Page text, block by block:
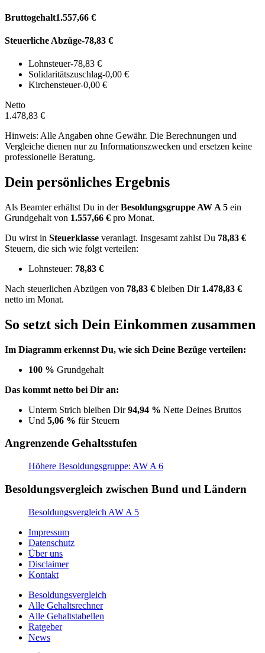
Bruttogehalt1.557,66 €
Steuerliche Abzüge-78,83 €
Lohnsteuer-78,83 €
Solidaritätszuschlag-0,00 €
Kirchensteuer-0,00 €
Netto
1.478,83 €
Hinweis: Alle Angaben ohne Gewähr. Die Berechnungen und
Vergleiche dienen nur zu Informationszwecken und ersetzen keine
professionelle Beratung.
Dein persönliches Ergebnis
Als Beamter erhältst Du in derBesoldungsgruppe AW A 5 ein
Grundgehalt von 1.557,66 € pro Monat.
Du wirst in Steuerklasse veranlagt. Insgesamt zahlst Du 78,83 €
Steuern, die sich wie folgt verteilen:
Lohnsteuer: 78,83 €
Nach steuerlichen Abzügen von 78,83 € bleiben Dir 1.478,83 €
netto im Monat.
So setzt sich Dein Einkommen zusammen
Im Diagramm erkennst Du, wie sich Deine Bezüge verteilen:
100 % Grundgehalt
Das kommt netto bei Dir an:
Unterm Strich bleiben Dir94,94 % Nette Deines Bruttos
Und 5,06 % für Steuern
Angrenzende Gehaltsstufen
Höhere Besoldungsgruppe: AW A 6
Besoldungsvergleich zwischen Bund und Ländern
Besoldungsvergleich AW A 5
Impressum
Datenschutz
Über uns
Disclaimer
Kontakt
Besoldungsvergleich
Alle Gehaltsrechner
Alle Gehaltstabellen
Ratgeber
News